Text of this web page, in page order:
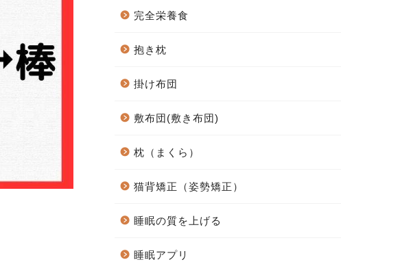
完全栄養食
抱き枕
掛け布団
敷布団(敷き布団)
枕（まくら）
猫背矯正（姿勢矯正）
睡眠の質を上げる
睡眠アプリ